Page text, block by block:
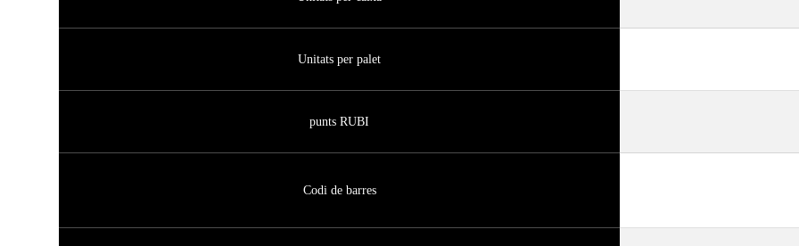
Unitats per palet
punts RUBI
Codi de barres